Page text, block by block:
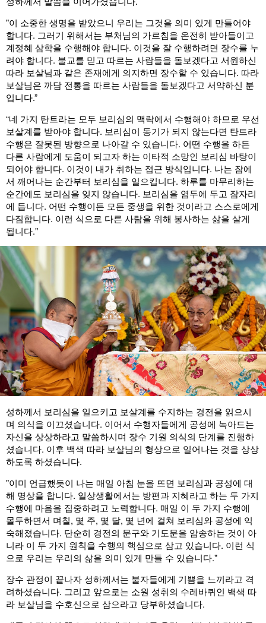
"이 소중한 생명을 받았으니 우리는 그것을 의미 있게 만들어야
합니다. 그러기 위해서는 부처님의 가르침을 온전히 받아들이고
계정혜 삼학을 수행해야 합니다. 이것을 잘 수행하려면 장수를 누
려야 합니다. 불교를 믿고 따르는 사람들을 돌보겠다고 서원하신
따라 보살님과 같은 존재에게 의지하면 장수할 수 있습니다. 따라
보살님은 까담 전통을 따르는 사람들을 돌보겠다고 서약하신 분
입니다.”
“네 가지 탄트라는 모두 보리심의 맥락에서 수행해야 하므로 우선
보살계를 받아야 합니다. 보리심이 동기가 되지 않는다면 탄트라
수행은 잘못된 방향으로 나아갈 수 있습니다. 어떤 수행을 하든
다른 사람에게 도움이 되고자 하는 이타적 소망인 보리심 바탕이
되어야 합니다. 이것이 내가 취하는 접근 방식입니다. 나는 잠에
서 깨어나는 순간부터 보리심을 일으킵니다. 하루를 마무리하는
순간에도 보리심을 잊지 않습니다. 보리심을 염두에 두고 잠자리
에 듭니다. 어떤 수행이든 모든 중생을 위한 것이라고 스스로에게
다짐합니다. 이런 식으로 다른 사람을 위해 봉사하는 삶을 살게
됩니다."
성하께서 보리심을 일으키고 보살계를 수지하는 경전을 읽으시
며 의식을 이끄셨습니다. 이어서 수행자들에게 공성에 녹아드는
자신을 상상하라고 말씀하시며 장수 기원 의식의 단계를 진행하
셨습니다. 이후 백색 따라 보살님의 형상으로 일어나는 것을 상상
하도록 하셨습니다.
"이미 언급했듯이 나는 매일 아침 눈을 뜨면 보리심과 공성에 대
해 명상을 합니다. 일상생활에서는 방편과 지혜라고 하는 두 가지
수행에 마음을 집중하려고 노력합니다. 매일 이 두 가지 수행에
몰두하면서 며칠, 몇 주, 몇 달, 몇 년에 걸쳐 보리심와 공성에 익
숙해졌습니다. 단순히 경전의 문구와 기도문을 암송하는 것이 아
니라 이 두 가지 원칙을 수행의 핵심으로 삼고 있습니다. 이런 식
으로 우리는 우리의 삶을 의미 있게 만들 수 있습니다."
장수 관정이 끝나자 성하께서는 불자들에게 기쁨을 느끼라고 격
려하셨습니다. 그리고 앞으로는 소원 성취의 수레바퀴인 백색 따
라 보살님을 수호신으로 삼으라고 당부하셨습니다.